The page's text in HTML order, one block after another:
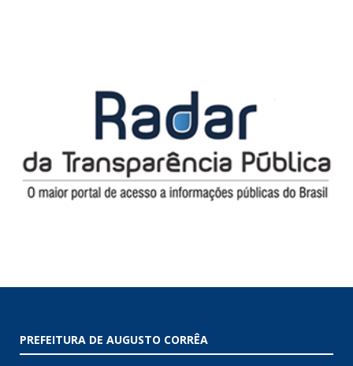
PREFEITURA DE AUGUSTO CORRÊA